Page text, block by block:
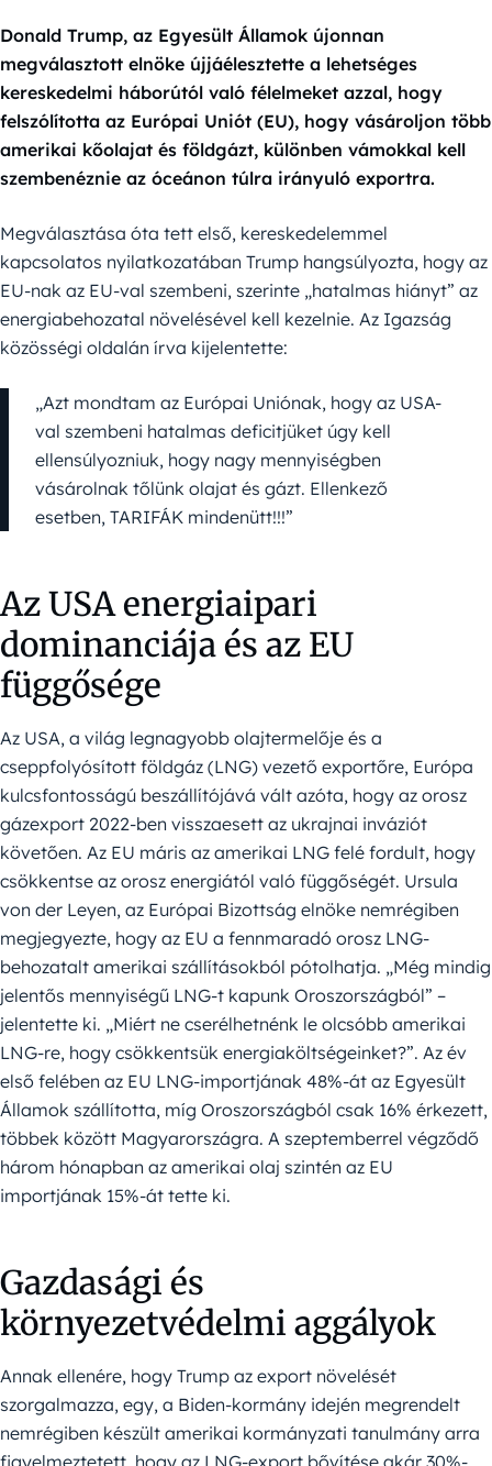
Donald Trump, az Egyesült Államok újonnan
megválasztott elnöke újjáélesztette a lehetséges
kereskedelmi háborútól való félelmeket azzal, hogy
felszólította az Európai Uniót (EU), hogy vásároljon több
amerikai kőolajat és földgázt, különben vámokkal kell
szembenéznie az óceánon túlra irányuló exportra.
Megválasztása óta tett első, kereskedelemmel
kapcsolatos nyilatkozatában Trump hangsúlyozta, hogy az
EU-nak az EU-val szembeni, szerinte „hatalmas hiányt” az
energiabehozatal növelésével kell kezelnie. Az Igazság
közösségi oldalán írva kijelentette:
„Azt mondtam az Európai Uniónak, hogy az USA-
val szembeni hatalmas deficitjüket úgy kell
ellensúlyozniuk, hogy nagy mennyiségben
vásárolnak tőlünk olajat és gázt. Ellenkező
esetben, TARIFÁK mindenütt!!!”
Az USA energiaipari
dominanciája és az EU
függősége
Az USA, a világ legnagyobb olajtermelője és a
cseppfolyósított földgáz (LNG) vezető exportőre, Európa
kulcsfontosságú beszállítójává vált azóta, hogy az orosz
gázexport 2022-ben visszaesett az ukrajnai inváziót
követően. Az EU máris az amerikai LNG felé fordult, hogy
csökkentse az orosz energiától való függőségét. Ursula
von der Leyen, az Európai Bizottság elnöke nemrégiben
megjegyezte, hogy az EU a fennmaradó orosz LNG-
behozatalt amerikai szállításokból pótolhatja. „Még mindig
jelentős mennyiségű LNG-t kapunk Oroszországból” –
jelentette ki. „Miért ne cserélhetnénk le olcsóbb amerikai
LNG-re, hogy csökkentsük energiaköltségeinket?”. Az év
első felében az EU LNG-importjának 48%-át az Egyesült
Államok szállította, míg Oroszországból csak 16% érkezett,
többek között Magyarországra. A szeptemberrel végződő
három hónapban az amerikai olaj szintén az EU
importjának 15%-át tette ki.
Gazdasági és
környezetvédelmi aggályok
Annak ellenére, hogy Trump az export növelését
szorgalmazza, egy, a Biden-kormány idején megrendelt
nemrégiben készült amerikai kormányzati tanulmány arra